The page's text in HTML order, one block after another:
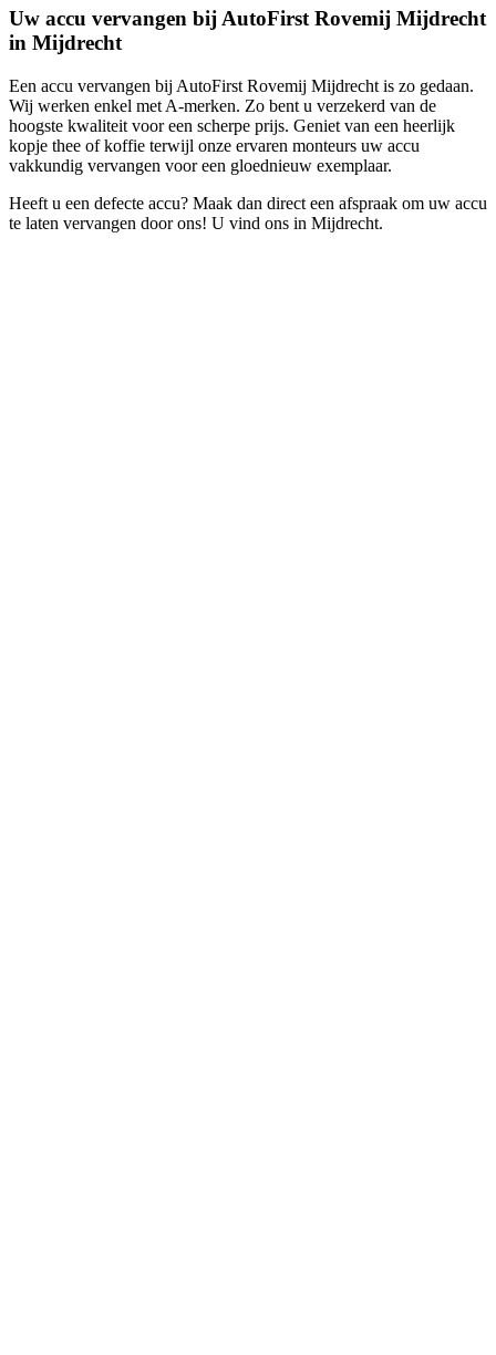
Uw accu vervangen bij AutoFirst Rovemij Mijdrecht
in Mijdrecht
Een accu vervangen bij AutoFirst Rovemij Mijdrecht is zo gedaan.
Wij werken enkel met A-merken. Zo bent u verzekerd van de
hoogste kwaliteit voor een scherpe prijs. Geniet van een heerlijk
kopje thee of koffie terwijl onze ervaren monteurs uw accu
vakkundig vervangen voor een gloednieuw exemplaar.
Heeft u een defecte accu? Maak dan direct een afspraak om uw accu
te laten vervangen door ons! U vind ons in Mijdrecht.